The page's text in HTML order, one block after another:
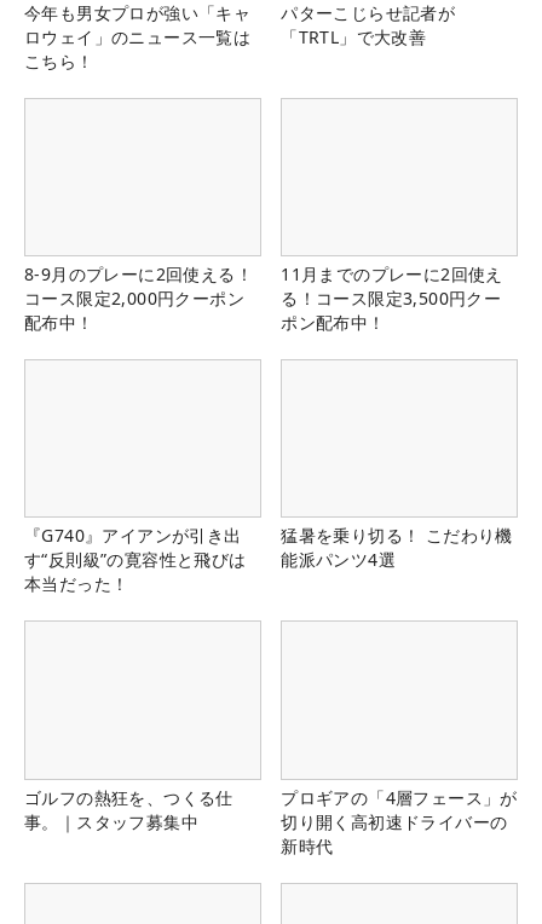
今年も男女プロが強い「キャ
ロウェイ」のニュース一覧は
こちら！
パターこじらせ記者が
「TRTL」で大改善
8-9月のプレーに2回使える！
コース限定2,000円クーポン
配布中！
11月までのプレーに2回使え
る！コース限定3,500円クー
ポン配布中！
『G740』アイアンが引き出
す“反則級”の寛容性と飛びは
本当だった！
猛暑を乗り切る！ こだわり機
能派パンツ4選
ゴルフの熱狂を、つくる仕
事。｜スタッフ募集中
プロギアの「4層フェース」が
切り開く高初速ドライバーの
新時代